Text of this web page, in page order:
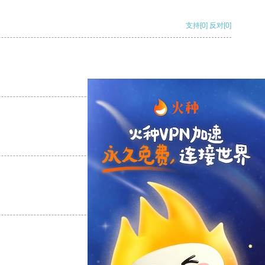
支持[0] 反对[0]
支持 [0] 反对[0]
支持